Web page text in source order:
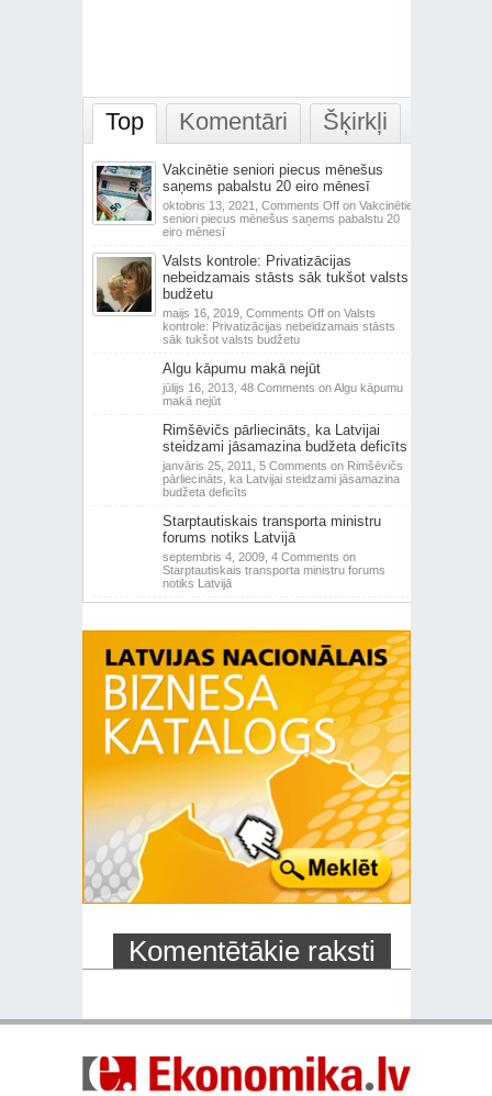
Top Komentāri Šķirkļi
Vakcinētie seniori piecus mēnešus
saņems pabalstu 20 eiro mēnesī
oktobris 13, 2021, Comments Offon Vakcinētie
seniori piecus mēnešus saņems pabalstu 20
eiro mēnesī
Valsts kontrole: Privatizācijas
nebeidzamais stāsts sāk tukšot valsts
budžetu
maijs 16, 2019, Comments Offon Valsts
kontrole: Privatizācijas nebeidzamais stāsts
sāk tukšot valsts budžetu
Algu kāpumu makā nejūt
jūlijs 16, 2013, 48 Comments on Algu kāpumu
makā nejūt
Rimšēvičs pārliecināts, ka Latvijai
steidzami jāsamazina budžeta deficīts
janvāris 25, 2011, 5 Comments on Rimšēvičs
pārliecināts, ka Latvijai steidzami jāsamazina
budžeta deficīts
Starptautiskais transporta ministru
forums notiks Latvijā
septembris 4, 2009, 4 Comments on
Starptautiskais transporta ministru forums
notiks Latvijā
Komentētākie raksti